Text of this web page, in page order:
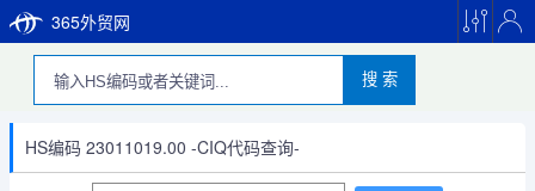
365外贸网
搜 索
HS编码 23011019.00 -CIQ代码查询-